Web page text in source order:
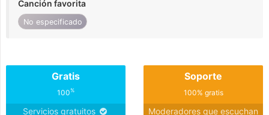
Canción favorita
No especificado
Gratis
100%
Servicios gratuitos
Soporte
100% gratis
Moderadores que escuchan